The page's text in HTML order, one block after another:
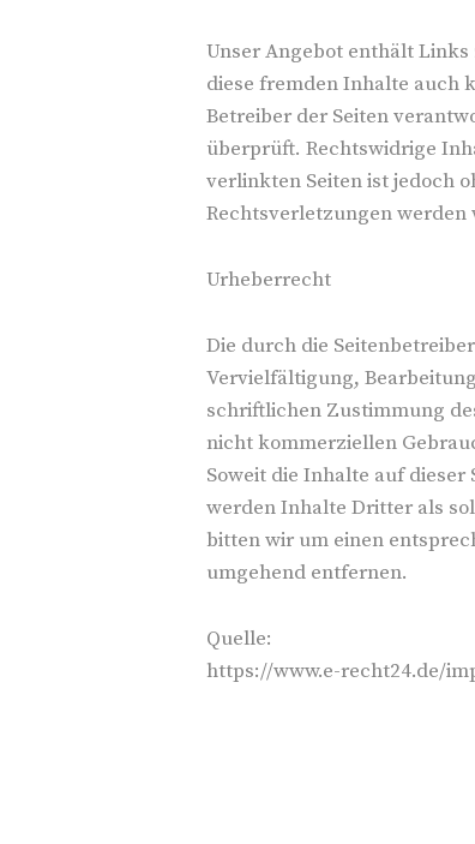
Unser Angebot enthält
diese fremden Inhalte auch
Betreiber der Seiten
überprüft. Rechtswidrige
verlinkten Seiten ist jedoch
Rechtsverletzungen
Urheberrecht
Die durch die
Vervielfältigung,
schriftlichen Zustimmung
nicht kommerziellen
Soweit die Inhalte auf
werden Inhalte Dritter als
bitten wir um einen
umgehend entfernen.
Quelle:
https://www.e-recht24.de/